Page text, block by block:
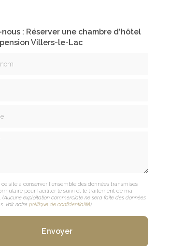
: Réserver une chambre d'hôtel
Villers-le-Lac
ce site à conserver l'ensemble des données transmises
pour faciliter le suivi et le traitement de ma
(Aucune exploitation commerciale ne sera faite des données
Voir notre politique de confidentialité)